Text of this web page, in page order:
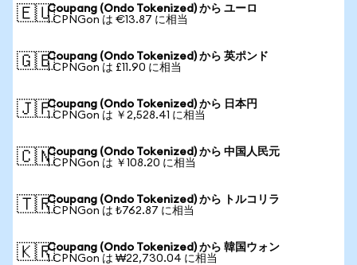
🇪🇺Coupang (Ondo Tokenized) から ユーロ
1 CPNGon は €13.87 に相当
🇬🇧Coupang (Ondo Tokenized) から 英ポンド
1 CPNGon は £11.90 に相当
🇯🇵Coupang (Ondo Tokenized) から 日本円
1 CPNGon は ￥2,528.41 に相当
🇨🇳Coupang (Ondo Tokenized) から 中国人民元
1 CPNGon は ￥108.20 に相当
🇹🇷Coupang (Ondo Tokenized) から トルコリラ
1 CPNGon は ₺762.87 に相当
🇰🇷Coupang (Ondo Tokenized) から 韓国ウォン
1 CPNGon は ₩22,730.04 に相当